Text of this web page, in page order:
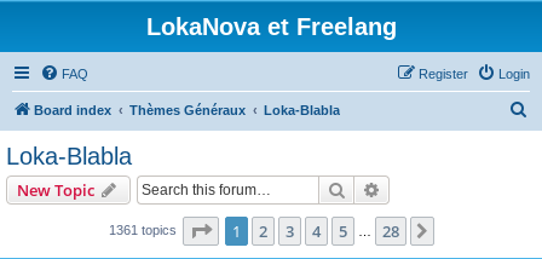
LokaNova et Freelang
FAQ Login
Register
Board index Thèmes Généraux Loka-Blabla
Loka-Blabla
New Topic Search
1361 topics Page 1of 28
1 2 3 4 5 28